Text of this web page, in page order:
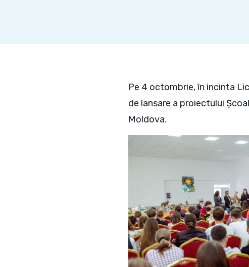
Pe 4 octombrie, în incinta
de lansare a proiectului
Moldova.